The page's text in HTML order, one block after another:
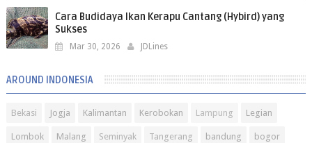
Cara Budidaya Ikan Kerapu Cantang (Hybird) yang
Sukses
Mar 30, 2026 JDLines
AROUND INDONESIA
Bekasi Jogja Kalimantan Kerobokan Lampung Legian
Lombok Malang Seminyak Tangerang bandung bogor